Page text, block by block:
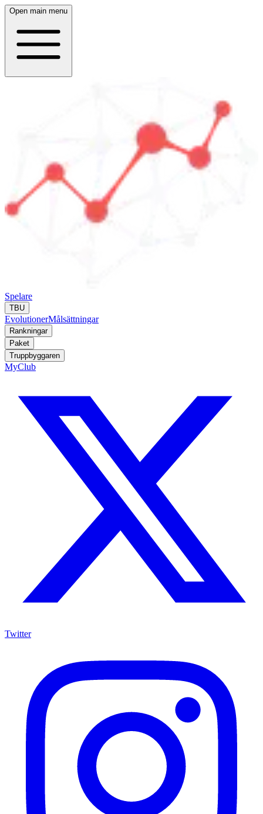
Open main menu
Spelare
TBU
EvolutionerMålsättningar
Rankningar
Paket
Truppbyggaren
MyClub
Twitter